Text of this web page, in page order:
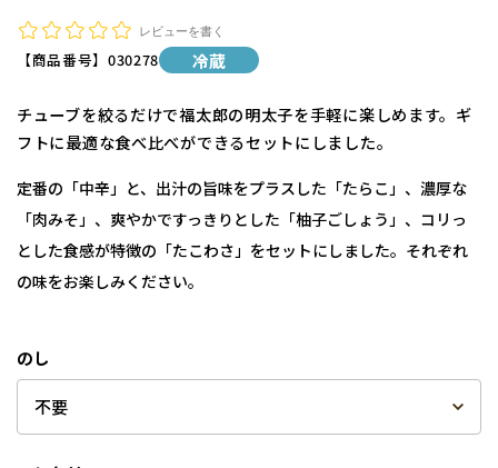
レビューを書く
【商品番号】 030278 冷蔵
チューブを絞るだけで福太郎の明太子を手軽に楽しめます。ギ
フトに最適な食べ比べができるセットにしました。
定番の「中辛」と、出汁の旨味をプラスした「たらこ」、濃厚な
「肉みそ」、爽やかですっきりとした「柚子ごしょう」、コリっ
とした食感が特徴の「たこわさ」をセットにしました。それぞれ
の味をお楽しみください。
のし